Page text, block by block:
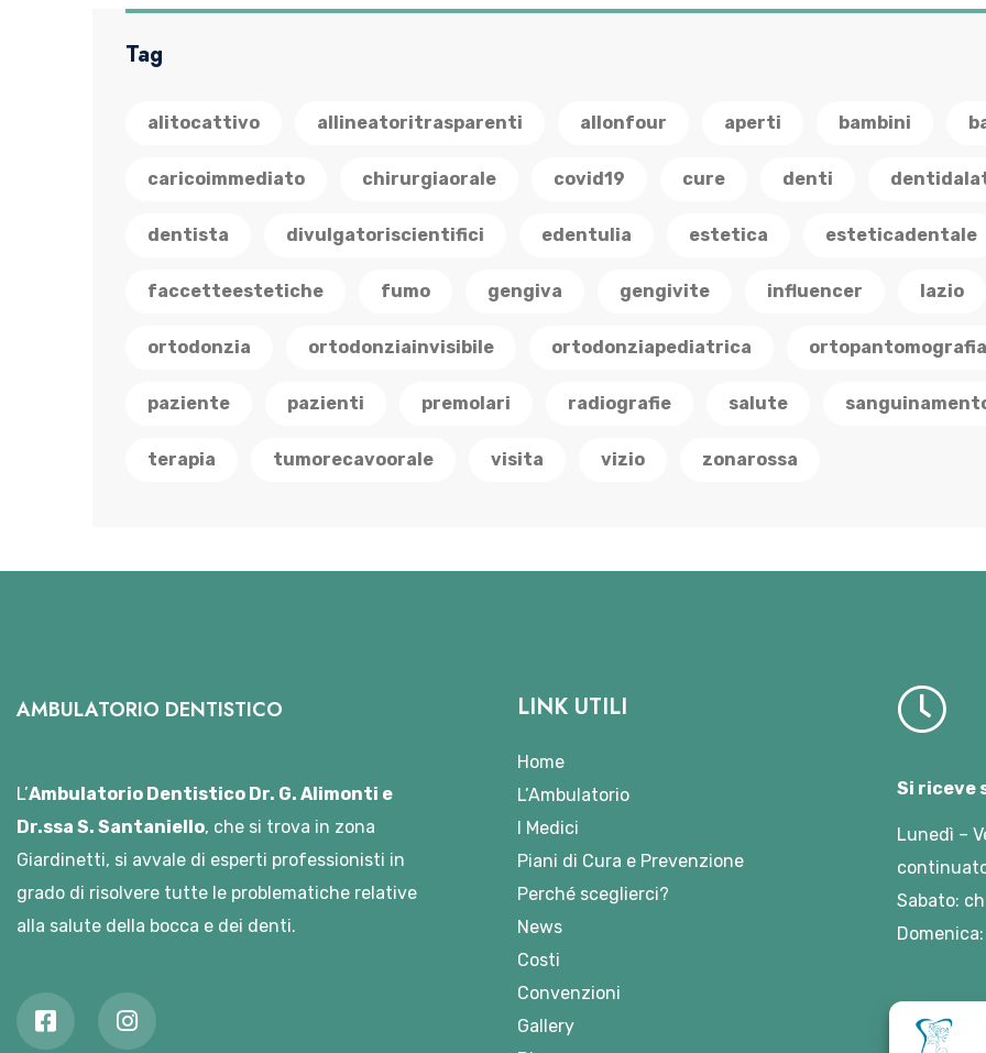
Tag
alitocattivo allineatoritrasparenti allonfour aperti bambini
caricoimmediato chirurgiaorale covid19 cure denti
dentista divulgatoriscientifici edentulia estetica esteticadentale
faccetteestetiche fumo gengiva gengivite influencer lazio
ortodonzia ortodonziainvisibile ortodonziapediatrica ortopantomografia
paziente pazienti premolari radiografie salute
terapia tumorecavoorale visita vizio zonarossa
AMBULATORIO DENTISTICO
L’Ambulatorio Dentistico Dr. G. Alimonti e
Dr.ssa S. Santaniello, che si trova in zona
Giardinetti, si avvale di esperti professionisti in
grado di risolvere tutte le problematiche relative
alla salute della bocca e dei denti.
LINK UTILI
Home
L’Ambulatorio
I Medici
Piani di Cura e Prevenzione
Perché sceglierci?
News
Costi
Convenzioni
Gallery
Si riceve
Lunedì –
Sabato: